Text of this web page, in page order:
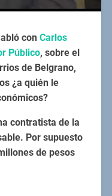
con Carlos
Público, sobre el
de Belgrano,
¿a quién le
contratista de la
Por supuesto
de pesos